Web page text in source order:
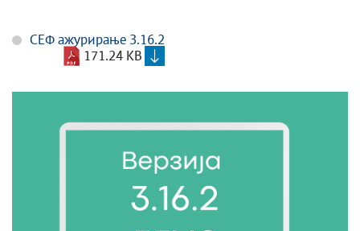
СЕФ ажурирање 3.16.2
171.24 KB